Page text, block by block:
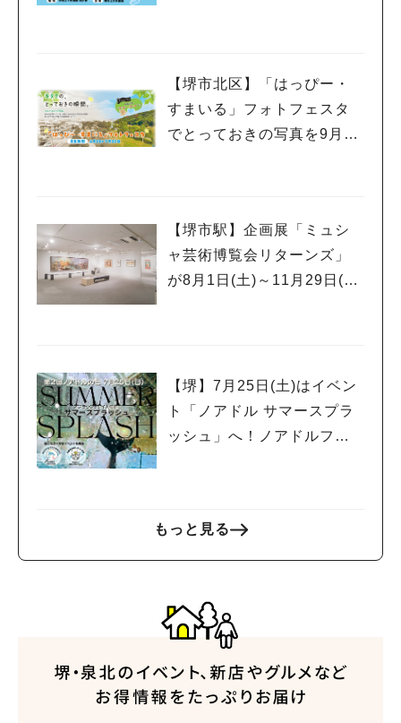
【堺市北区】「はっぴー・
すまいる」フォトフェスタ
でとっておきの写真を9月30
【堺市駅】企画展「ミュシ
ャ芸術博覧会リターンズ」
が8月1日(土)～11月29日(日)
【堺】7月25日(土)はイベン
ト「ノアドル サマースプラ
ッシュ」へ！ノアドルフィ
もっと見る
#あなたはどっち？